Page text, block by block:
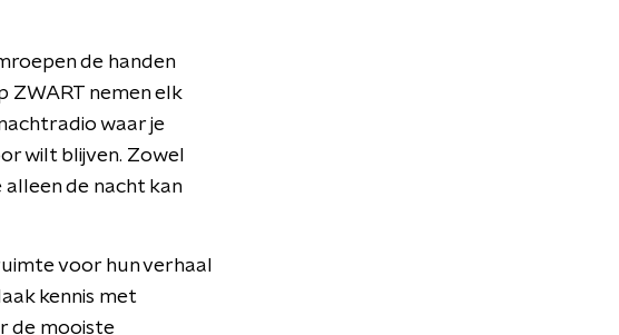
de handen
ZWART nemen elk
waar je
wilt blijven. Zowel
de nacht kan
voor hun verhaal
kennis met
de mooiste